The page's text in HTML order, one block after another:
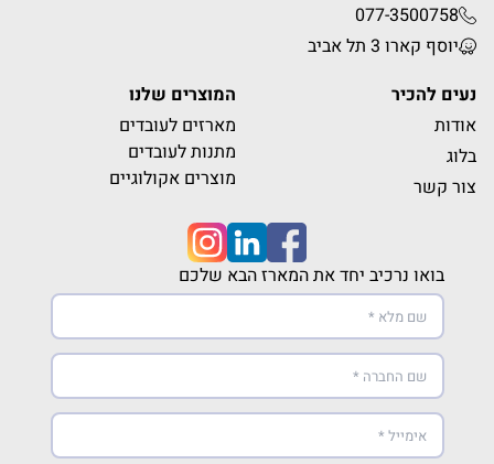
077-3500758
יוסף קארו 3 תל אביב
נעים להכיר
אודות
בלוג
צור קשר
המוצרים שלנו
מארזים לעובדים
מתנות לעובדים
מוצרים אקולוגיים
בואו נרכיב יחד את המארז הבא שלכם